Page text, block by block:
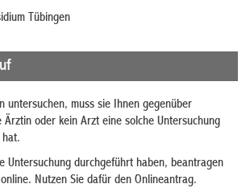
Tübingen
untersuchen, muss sie Ihnen gegenüber
Ärztin oder kein Arzt eine solche Untersuchung
Untersuchung durchgeführt haben, beantragen
Nutzen Sie dafür den Onlineantrag.